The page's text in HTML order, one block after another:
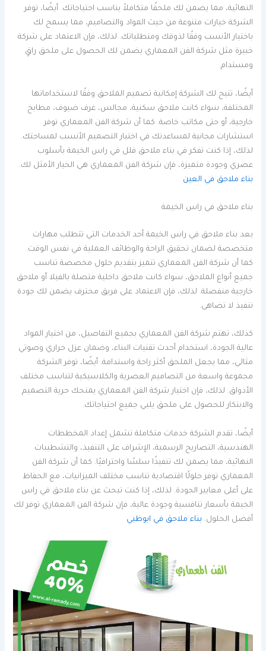
النهائية، مما يضمن لك ملحقًا متكاملاً يناسب احتياجاتك. أيضًا، توفر
الشركة خيارات متنوعة من حيث المواد والتصاميم، مما يسمح لك
باختيار الأنسب وفقًا لذوقك ومتطلباتك. لذلك، فإن الاعتماد على شركة
خبيرة مثل شركة الفن المعماري يضمن لك الحصول على ملحق راقٍ
ومستدام.
أيضًا، تتيح لك الشركة إمكانية تصميم الملاحق وفقًا لاستخداماتها
المختلفة، سواء كانت ملاحق سكنية، مجالس، غرف ضيوف، مطابخ
خارجية، أو حتى مكاتب خاصة. كما أن شركة الفن المعماري توفر
استشارات مجانية لمساعدتك في اختيار التصميم الأنسب لمساحتك.
لذلك، إذا كنت تفكر في بناء ملاحق فلل في راس الخيمة بأسلوب
عصري وجودة متميزة، فإن شركة الفن المعماري هي الخيار الأمثل لك.
بناء ملاحق في العين
بناء ملاحق في راس الخيمة
يعد بناء ملاحق في راس الخيمة أحد الخدمات التي تتطلب مهارات
متخصصة لضمان تحقيق الراحة والوظائف العملية في نفس الوقت.
كما أن شركة الفن المعماري تتميز بتقديم حلول مخصصة تناسب
جميع أنواع الملاحق، سواء كانت ملاحق داخلية متصلة بالفيلا أو ملاحق
خارجية منفصلة. لذلك، فإن الاعتماد على فريق محترف يضمن لك جودة
تنفيذ لا تضاهى.
كذلك، تهتم شركة الفن المعماري بجميع التفاصيل، من اختيار المواد
عالية الجودة، استخدام أحدث تقنيات البناء، وضمان عزل حراري وصوتي
مثالي، مما يجعل الملحق أكثر راحة واستدامة. أيضًا، توفر الشركة
مجموعة واسعة من التصاميم العصرية والكلاسيكية لتناسب مختلف
الأذواق. لذلك، فإن اختيار شركة الفن المعماري يمنحك حرية التصميم
والابتكار للحصول على ملحق يلبي جميع احتياجاتك.
أيضًا، تقدم الشركة خدمات متكاملة تشمل إعداد المخططات
الهندسية، التصاريح الرسمية، الإشراف على التنفيذ، والتشطيبات
النهائية، مما يضمن لك تنفيذًا سلسًا واحترافيًا. كما أن شركة الفن
المعماري توفر حلولًا اقتصادية تناسب مختلف الميزانيات، مع الحفاظ
على أعلى معايير الجودة. لذلك، إذا كنت تبحث عن بناء ملاحق في راس
الخيمة بأسعار تنافسية وجودة عالية، فإن شركة الفن المعماري توفر لك
أفضل الحلول. بناء ملاحق في ابوظبي